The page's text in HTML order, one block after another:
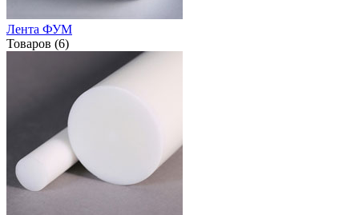
Лента ФУМ
Товаров (6)